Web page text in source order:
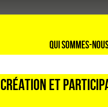
Qui sommes-
et